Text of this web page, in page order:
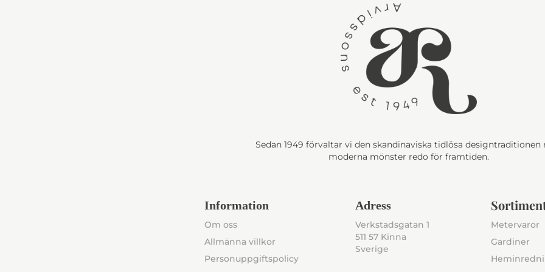
Sedan 1949 förvaltar vi den skandinaviska tidlösa designtraditionen
moderna mönster redo för framtiden.
Information
Om oss
Allmänna villkor
Personuppgiftspolicy
Adress
Verkstadsgatan 1
511 57 Kinna
Sverige
Metervaror
Gardiner